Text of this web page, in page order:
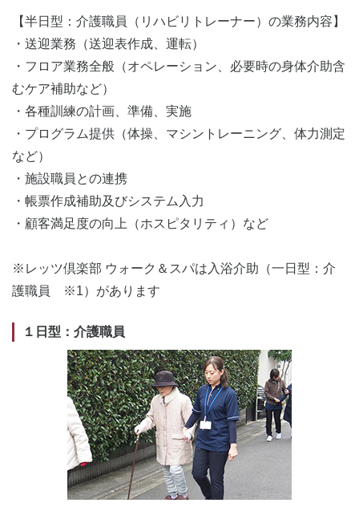
【半日型：介護職員（リハビリトレーナー）の業務内容】
・送迎業務（送迎表作成、運転）
・フロア業務全般（オペレーション、必要時の身体介助含
むケア補助など）
・各種訓練の計画、準備、実施
・プログラム提供（体操、マシントレーニング、体力測定
など）
・施設職員との連携
・帳票作成補助及びシステム入力
・顧客満足度の向上（ホスピタリティ）など
※レッツ倶楽部 ウォーク＆スパは入浴介助（一日型：介
護職員 ※1）があります
１日型：介護職員